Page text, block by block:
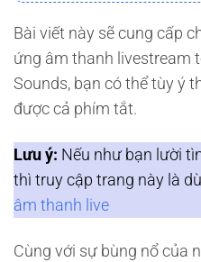
Bài viết này sẽ cung cấp
ứng âm thanh livestream
Sounds, bạn có thể tùy ý
được cả phím tắt.
Lưu ý: Nếu như bạn lười
thì truy cập trang này là
âm thanh live
Cùng với sự bùng nổ của